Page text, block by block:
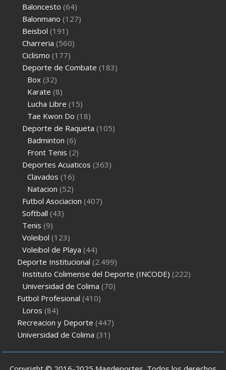
Baloncesto (64)
Balonmano (127)
Beisbol (191)
Charreria (560)
Ciclismo (177)
Deporte de Combate (183)
Box (32)
Karate (8)
Lucha Libre (15)
Tae Kwon Do (18)
Deporte de Raqueta (105)
Badminton (6)
Front Tenis (2)
Deportes Acuaticos (363)
Clavados (16)
Natacion (52)
Futbol Asociacion (407)
Softball (43)
Tenis (9)
Voleibol (123)
Voleibol de Playa (44)
Deporte Institucional (2.499)
Instituto Colimense del Deporte (INCODE) (222)
Universidad de Colima (70)
Futbol Profesional (410)
Loros (84)
Recreacion y Deporte (447)
Universidad de Colima (31)